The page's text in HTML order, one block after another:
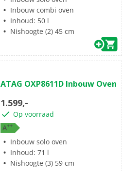
Inbouw combi oven
Inhoud: 50 l
Nishoogte (2) 45 cm
van
5
sterren.
ATAG OXP8611D Inbouw Oven
1.599,-
Op voorraad
A++
Inbouw solo oven
Inhoud: 71 l
Nishoogte (3) 59 cm